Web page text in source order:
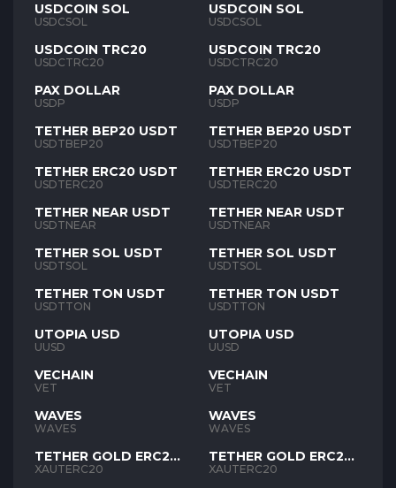
USDCOIN SOL
USDCSOL
USDCOIN TRC20
USDCTRC20
PAX DOLLAR
USDP
TETHER BEP20 USDT
USDTBEP20
TETHER ERC20 USDT
USDTERC20
TETHER NEAR USDT
USDTNEAR
TETHER SOL USDT
USDTSOL
TETHER TON USDT
USDTTON
UTOPIA USD
UUSD
VECHAIN
VET
WAVES
WAVES
TETHER GOLD ERC20
XAUT
XAUTERC20
USDCOIN SOL
USDCSOL
USDCOIN TRC20
USDCTRC20
PAX DOLLAR
USDP
TETHER BEP20 USDT
USDTBEP20
TETHER ERC20 USDT
USDTERC20
TETHER NEAR USDT
USDTNEAR
TETHER SOL USDT
USDTSOL
TETHER TON USDT
USDTTON
UTOPIA USD
UUSD
VECHAIN
VET
WAVES
WAVES
TETHER GOLD ERC20
XAUT
XAUTERC20